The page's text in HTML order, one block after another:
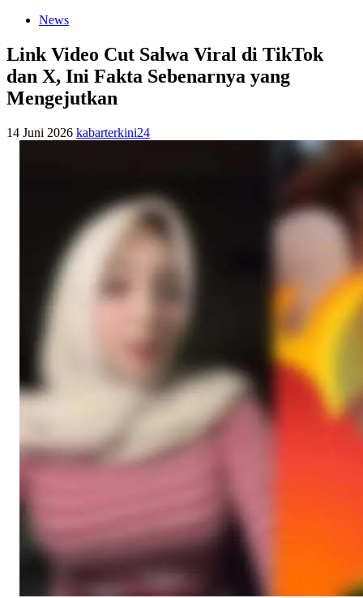
News
Link Video Cut Salwa Viral di TikTok
dan X, Ini Fakta Sebenarnya yang
Mengejutkan
14 Juni 2026 kabarterkini24